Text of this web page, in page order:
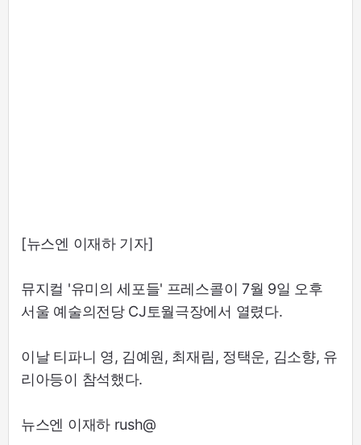
[뉴스엔 이재하 기자]
뮤지컬 '유미의 세포들' 프레스콜이 7월 9일 오후
서울 예술의전당 CJ토월극장에서 열렸다.
이날 티파니 영, 김예원, 최재림, 정택운, 김소향, 유
리아등이 참석했다.
뉴스엔 이재하 rush@